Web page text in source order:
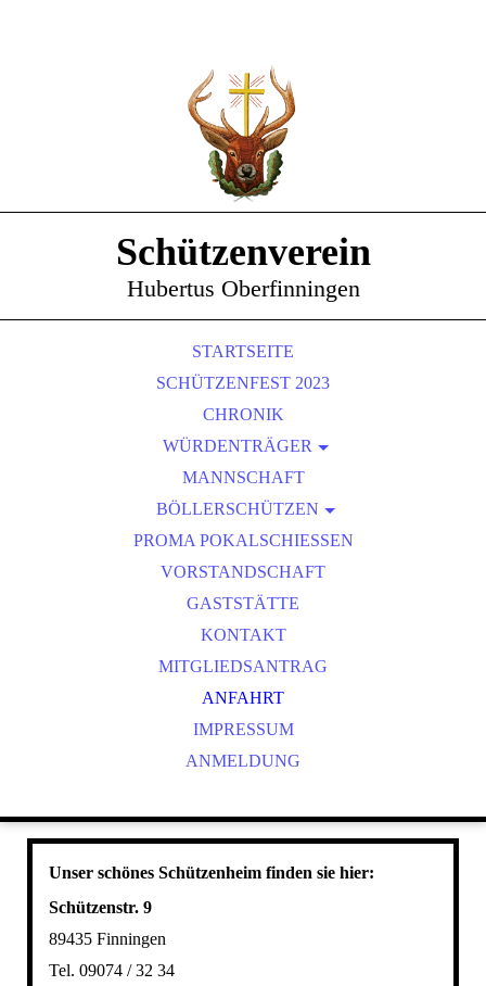
Schützenverein
Hubertus Oberfinningen
STARTSEITE
SCHÜTZENFEST 2023
CHRONIK
WÜRDENTRÄGER
SCHÜTZENKÖNIGE
VEREINSMEISTER
MANNSCHAFT
BÖLLERSCHÜTZEN
OKTOBERFEST & BÖLLERSCHIESSEN
BILDER HUBERTUSMESSE
VIDEO NEUJAHRSBÖLLERN
BILDER BÖLLER
PROMA POKALSCHIESSEN
VORSTANDSCHAFT
GASTSTÄTTE
KONTAKT
MITGLIEDSANTRAG
ANFAHRT
IMPRESSUM
ANMELDUNG
Unser schönes Schützenheim finden sie hier:
Schützenstr. 9
89435 Finningen
Tel. 09074 / 32 34